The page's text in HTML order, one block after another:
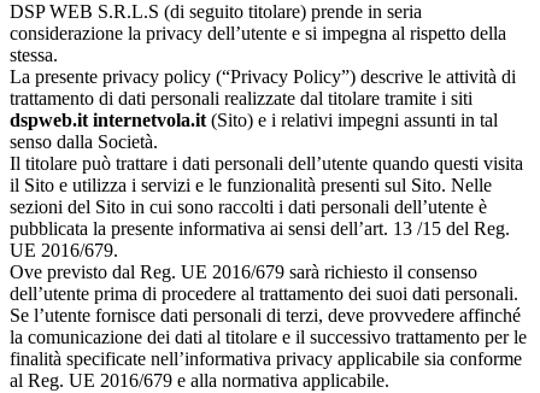
DSP WEB S.R.L.S (di seguito titolare) prende in seria
considerazione la privacy dell’utente e si impegna al rispetto della
stessa.
La presente privacy policy (“Privacy Policy”) descrive le attività di
trattamento di dati personali realizzate dal titolare tramite i siti
dspweb.it internetvola.it (Sito) e i relativi impegni assunti in tal
senso dalla Società.
Il titolare può trattare i dati personali dell’utente quando questi visita
il Sito e utilizza i servizi e le funzionalità presenti sul Sito. Nelle
sezioni del Sito in cui sono raccolti i dati personali dell’utente è
pubblicata la presente informativa ai sensi dell’art. 13 /15 del Reg.
UE 2016/679.
Ove previsto dal Reg. UE 2016/679 sarà richiesto il consenso
dell’utente prima di procedere al trattamento dei suoi dati personali.
Se l’utente fornisce dati personali di terzi, deve provvedere affinché
la comunicazione dei dati al titolare e il successivo trattamento per le
finalità specificate nell’informativa privacy applicabile sia conforme
al Reg. UE 2016/679 e alla normativa applicabile.